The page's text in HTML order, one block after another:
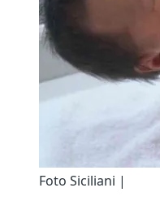
Foto Siciliani |